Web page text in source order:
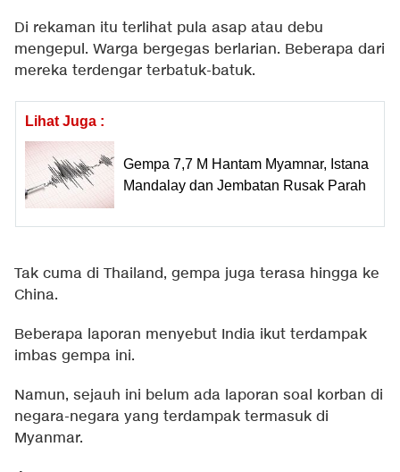
Di rekaman itu terlihat pula asap atau debu
mengepul. Warga bergegas berlarian. Beberapa dari
mereka terdengar terbatuk-batuk.
Lihat Juga :
Gempa 7,7 M Hantam Myamnar, Istana
Mandalay dan Jembatan Rusak Parah
Tak cuma di Thailand, gempa juga terasa hingga ke
China.
Beberapa laporan menyebut India ikut terdampak
imbas gempa ini.
Namun, sejauh ini belum ada laporan soal korban di
negara-negara yang terdampak termasuk di
Myanmar.